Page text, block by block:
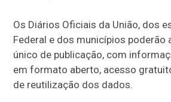
Os Diários Oficiais da União, dos
Federal e dos municípios poderão
único de publicação, com
em formato aberto, acesso
de reutilização dos dados.